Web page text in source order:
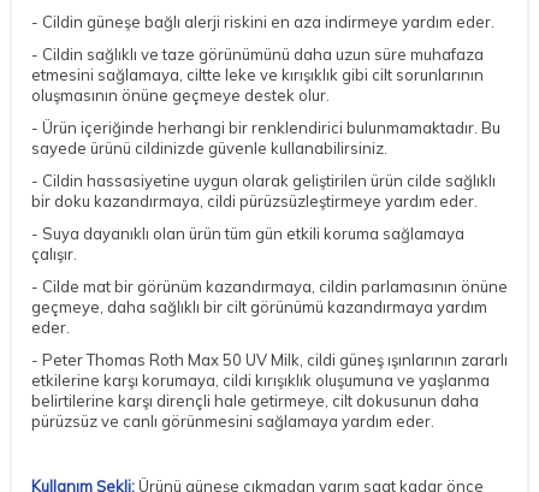
- Cildin güneşe bağlı alerji riskini en aza indirmeye yardım eder.
- Cildin sağlıklı ve taze görünümünü daha uzun süre muhafaza
etmesini sağlamaya, ciltte leke ve kırışıklık gibi cilt sorunlarının
oluşmasının önüne geçmeye destek olur.
- Ürün içeriğinde herhangi bir renklendirici bulunmamaktadır. Bu
sayede ürünü cildinizde güvenle kullanabilirsiniz.
- Cildin hassasiyetine uygun olarak geliştirilen ürün cilde sağlıklı
bir doku kazandırmaya, cildi pürüzsüzleştirmeye yardım eder.
- Suya dayanıklı olan ürün tüm gün etkili koruma sağlamaya
çalışır.
- Cilde mat bir görünüm kazandırmaya, cildin parlamasının önüne
geçmeye, daha sağlıklı bir cilt görünümü kazandırmaya yardım
eder.
- Peter Thomas Roth Max 50 UV Milk, cildi güneş ışınlarının zararlı
etkilerine karşı korumaya, cildi kırışıklık oluşumuna ve yaşlanma
belirtilerine karşı dirençli hale getirmeye, cilt dokusunun daha
pürüzsüz ve canlı görünmesini sağlamaya yardım eder.
Kullanım Şekli:Ürünü güneşe çıkmadan yarım saat kadar önce